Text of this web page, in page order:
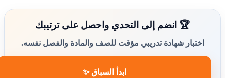
🏆 انضم إلى التحدي واحصل على ترتيبك
اختبار شهادة تدريبي مؤقت للصف والمادة والفصل نفسه.
ابدأ السباق ✨